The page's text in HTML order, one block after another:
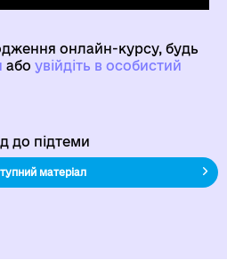
онлайн-курсу, будь
aбо увійдіть в особистий
до підтеми
матеріал